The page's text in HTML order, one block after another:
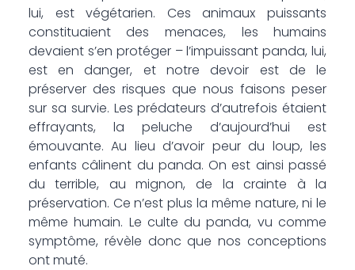
lui, est végétarien. Ces animaux puissants
constituaient des menaces, les humains
devaient s’en protéger – l’impuissant panda, lui,
est en danger, et notre devoir est de le
préserver des risques que nous faisons peser
sur sa survie. Les prédateurs d’autrefois étaient
effrayants, la peluche d’aujourd’hui est
émouvante. Au lieu d’avoir peur du loup, les
enfants câlinent du panda. On est ainsi passé
du terrible, au mignon, de la crainte à la
préservation. Ce n’est plus la même nature, ni le
même humain. Le culte du panda, vu comme
symptôme, révèle donc que nos conceptions
ont muté.